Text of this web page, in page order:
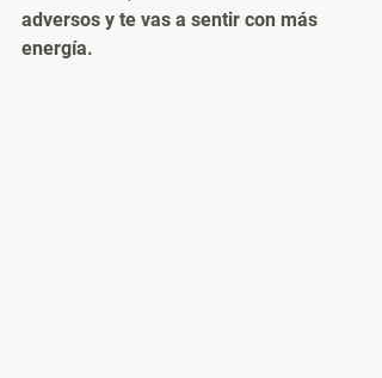
adversos y te vas a sentir con más
energía.